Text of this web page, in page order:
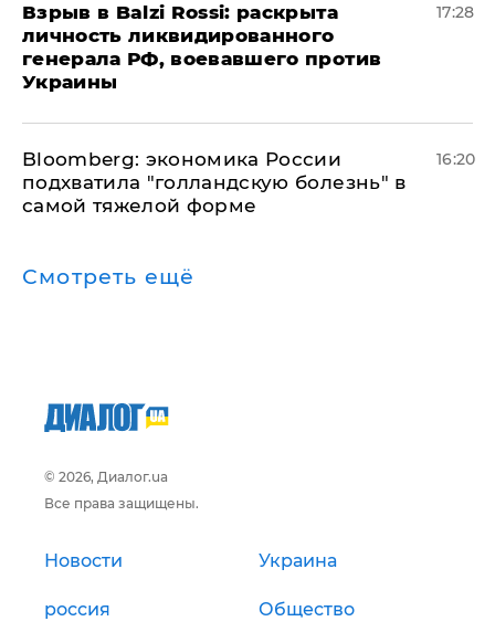
​Взрыв в Balzi Rossi: раскрыта
личность ликвидированного
генерала РФ, воевавшего против
Украины
17:28
Bloomberg: экономика России
подхватила "голландскую болезнь" в
самой тяжелой форме
16:20
Смотреть ещё
© 2026, Диалог.ua
Все права защищены.
Новости Украина
россия Общество